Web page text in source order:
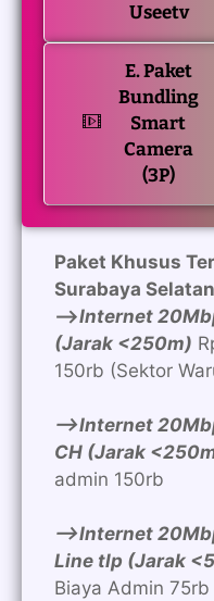
Useetv
E. Paket
Bundling
Smart
Camera
(3P)
Paket Khusus
Surabaya Selatan
—>Internet
(Jarak <250m)
150rb (Sektor
—>Internet
CH (Jarak
admin 150rb
—>Internet
Line tlp (Jarak
Biaya Admin 75rb